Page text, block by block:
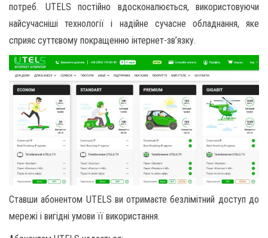
потреб. UTELS постійно вдосконалюється, використовуючи
найсучасніші технології і надійне сучасне обладнання, яке
сприяє суттєвому покращенню інтернет-зв’язку.
Ставши абонентом UTELS ви отримаєте безлімітний доступ до
мережі і вигідні умови її використання.